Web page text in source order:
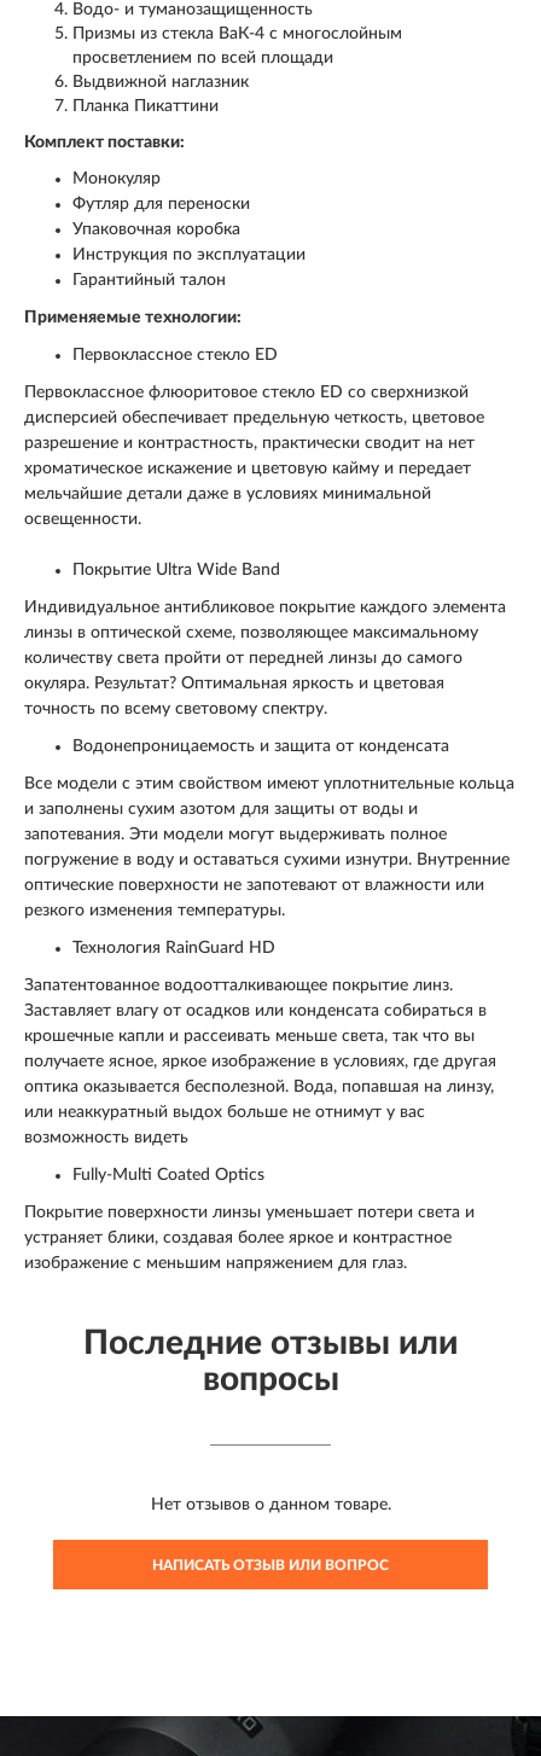
Водо- и туманозащищенность
Призмы из стекла ВаК-4 с многослойным
просветлением по всей площади
Выдвижной наглазник
Планка Пикаттини
Комплект поставки:
Монокуляр
Футляр для переноски
Упаковочная коробка
Инструкция по эксплуатации
Гарантийный талон
Применяемые технологии:
Первоклассное стекло ED
Первоклассное флюоритовое стекло ED со сверхнизкой
дисперсией обеспечивает предельную четкость, цветовое
разрешение и контрастность, практически сводит на нет
хроматическое искажение и цветовую кайму и передает
мельчайшие детали даже в условиях минимальной
освещенности.
Покрытие Ultra Wide Band
Индивидуальное антибликовое покрытие каждого элемента
линзы в оптической схеме, позволяющее максимальному
количеству света пройти от передней линзы до самого
окуляра. Результат? Оптимальная яркость и цветовая
точность по всему световому спектру.
Водонепроницаемость и защита от конденсата
Все модели с этим свойством имеют уплотнительные кольца
и заполнены сухим азотом для защиты от воды и
запотевания. Эти модели могут выдерживать полное
погружение в воду и оставаться сухими изнутри. Внутренние
оптические поверхности не запотевают от влажности или
резкого изменения температуры.
Технология RainGuard HD
Запатентованное водоотталкивающее покрытие линз.
Заставляет влагу от осадков или конденсата собираться в
крошечные капли и рассеивать меньше света, так что вы
получаете ясное, яркое изображение в условиях, где другая
оптика оказывается бесполезной. Вода, попавшая на линзу,
или неаккуратный выдох больше не отнимут у вас
возможность видеть
Fully-Multi Coated Optics
Покрытие поверхности линзы уменьшает потери света и
устраняет блики, создавая более яркое и контрастное
изображение с меньшим напряжением для глаз.
Последние отзывы или
вопросы
Нет отзывов о данном товаре.
НАПИСАТЬ ОТЗЫВ ИЛИ ВОПРОС